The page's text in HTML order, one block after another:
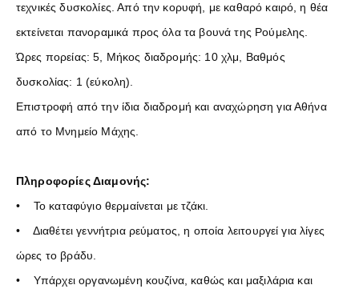
τεχνικές δυσκολίες. Από την κορυφή, με καθαρό καιρό, η θέα
εκτείνεται πανοραμικά προς όλα τα βουνά της Ρούμελης.
Ώρες πορείας: 5, Μήκος διαδρομής: 10 χλμ, Βαθμός
δυσκολίας: 1 (εύκολη).
Επιστροφή από την ίδια διαδρομή και αναχώρηση για Αθήνα
από το Μνημείο Μάχης.
Πληροφορίες Διαμονής:
• Το καταφύγιο θερμαίνεται με τζάκι.
• Διαθέτει γεννήτρια ρεύματος, η οποία λειτουργεί για λίγες
ώρες το βράδυ.
• Υπάρχει οργανωμένη κουζίνα, καθώς και μαξιλάρια και